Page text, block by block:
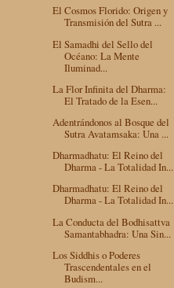
El Cosmos Florido: Origen y
Transmisión del Sutra ...
El Samadhi del Sello del
Océano: La Mente
Iluminad...
La Flor Infinita del Dharma:
El Tratado de la Esen...
Adentrándonos al Bosque del
Sutra Avatamsaka: Una ...
Dharmadhatu: El Reino del
Dharma - La Totalidad In...
Dharmadhatu: El Reino del
Dharma - La Totalidad In...
La Conducta del Bodhisattva
Samantabhadra: Una Sin...
Los Siddhis o Poderes
Trascendentales en el
Budism...